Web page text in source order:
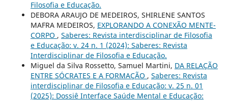
Filosofia e Educação.
DEBORA ARAUJO DE MEDEIROS, SHIRLENE SANTOS
MAFRA MEDEIROS, EXPLORANDO A CONEXÃO MENTE-
CORPO , Saberes: Revista interdisciplinar de Filosofia
e Educação: v. 24 n. 1 (2024): Saberes: Revista
Interdisciplinar de Filosofia e Educação.
Miguel da Silva Rossetto, Samuel Martini, DA RELAÇÃO
ENTRE SÓCRATES E A FORMAÇÃO , Saberes: Revista
interdisciplinar de Filosofia e Educação: v. 25 n. 01
(2025): Dossiê Interface Saúde Mental e Educação: